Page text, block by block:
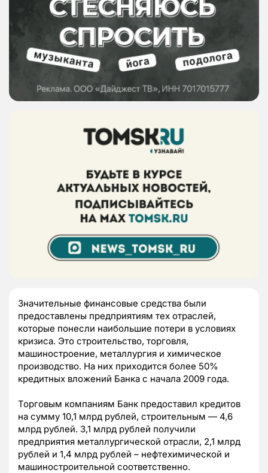
Значительные финансовые средства были
предоставлены предприятиям тех отраслей,
которые понесли наибольшие потери в условиях
кризиса. Это строительство, торговля,
машиностроение, металлургия и химическое
производство. На них приходится более 50%
кредитных вложений Банка с начала 2009 года.
Торговым компаниям Банк предоставил кредитов
на сумму 10,1 млрд рублей, строительным — 4,6
млрд рублей. 3,1 млрд рублей получили
предприятия металлургической отрасли, 2,1 млрд
рублей и 1,4 млрд рублей – нефтехимической и
машиностроительной соответственно.